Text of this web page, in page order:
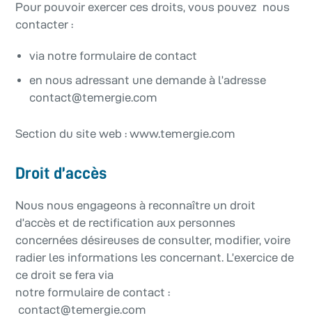
Pour pouvoir exercer ces droits, vous pouvez nous
contacter :
via notre formulaire de contact
en nous adressant une demande à l’adresse
contact@temergie.com
Section du site web : www.temergie.com
Droit d’accès
Nous nous engageons à reconnaître un droit
d’accès et de rectification aux personnes
concernées désireuses de consulter, modifier, voire
radier les informations les concernant. L’exercice de
ce droit se fera via
notre formulaire de contact :
contact@temergie.com